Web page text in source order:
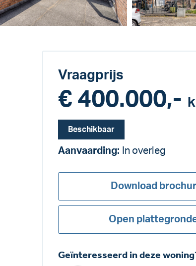
Vraagprijs
€ 400.000,-
Beschikbaar
Aanvaarding: In overleg
Download
Open
Geïnteresseerd in deze